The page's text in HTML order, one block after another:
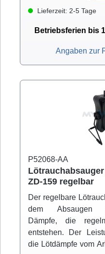
2,42 m³/min Neigungswinkel einstellbar Leicht
life" Lüfter Mit
Lieferzeit: 2-5 Tage
Betriebsferien bis
Angaben zur
P52068-AA
ZD-159 regelbar
Der regelbare
dem Absaugen
Dämpfe, die
entstehen. Der
die Lötdämpfe vom